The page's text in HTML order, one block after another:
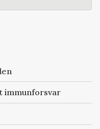
immunforsvar